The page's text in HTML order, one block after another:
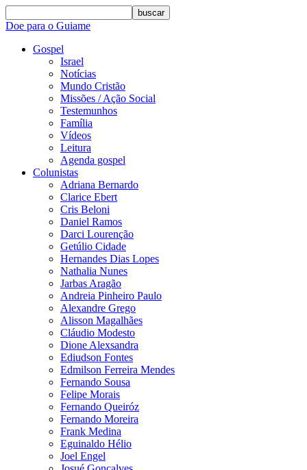
buscar
Doe para o Guiame
Gospel
Israel
Notícias
Mundo Cristão
Missões / Ação Social
Testemunhos
Família
Vídeos
Leitura
Agenda gospel
Colunistas
Adriana Bernardo
Clarice Ebert
Cris Beloni
Daniel Ramos
Darci Lourenção
Getúlio Cidade
Hernandes Dias Lopes
Nathalia Nunes
Jarbas Aragão
Andreia Pinheiro Paulo
Alexandre Grego
Alisson Magalhães
Cláudio Modesto
Dione Alexsandra
Ediudson Fontes
Edmilson Ferreira Mendes
Fernando Sousa
Felipe Morais
Fernando Queiróz
Fernando Moreira
Frank Medina
Eguinaldo Hélio
Joel Engel